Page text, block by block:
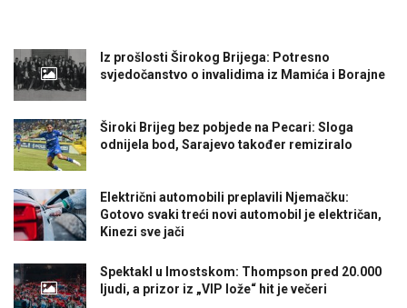
Iz prošlosti Širokog Brijega: Potresno
svjedočanstvo o invalidima iz Mamića i Borajne
Široki Brijeg bez pobjede na Pecari: Sloga
odnijela bod, Sarajevo također remiziralo
Električni automobili preplavili Njemačku:
Gotovo svaki treći novi automobil je električan,
Kinezi sve jači
Spektakl u Imostskom: Thompson pred 20.000
ljudi, a prizor iz „VIP lože“ hit je večeri